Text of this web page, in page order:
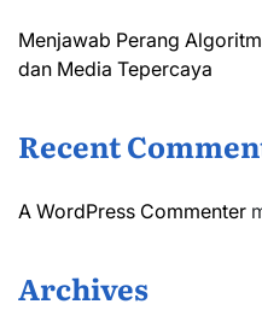
Menjawab Perang
dan Media Tepercaya
Recent
A WordPress Commenter
Archives